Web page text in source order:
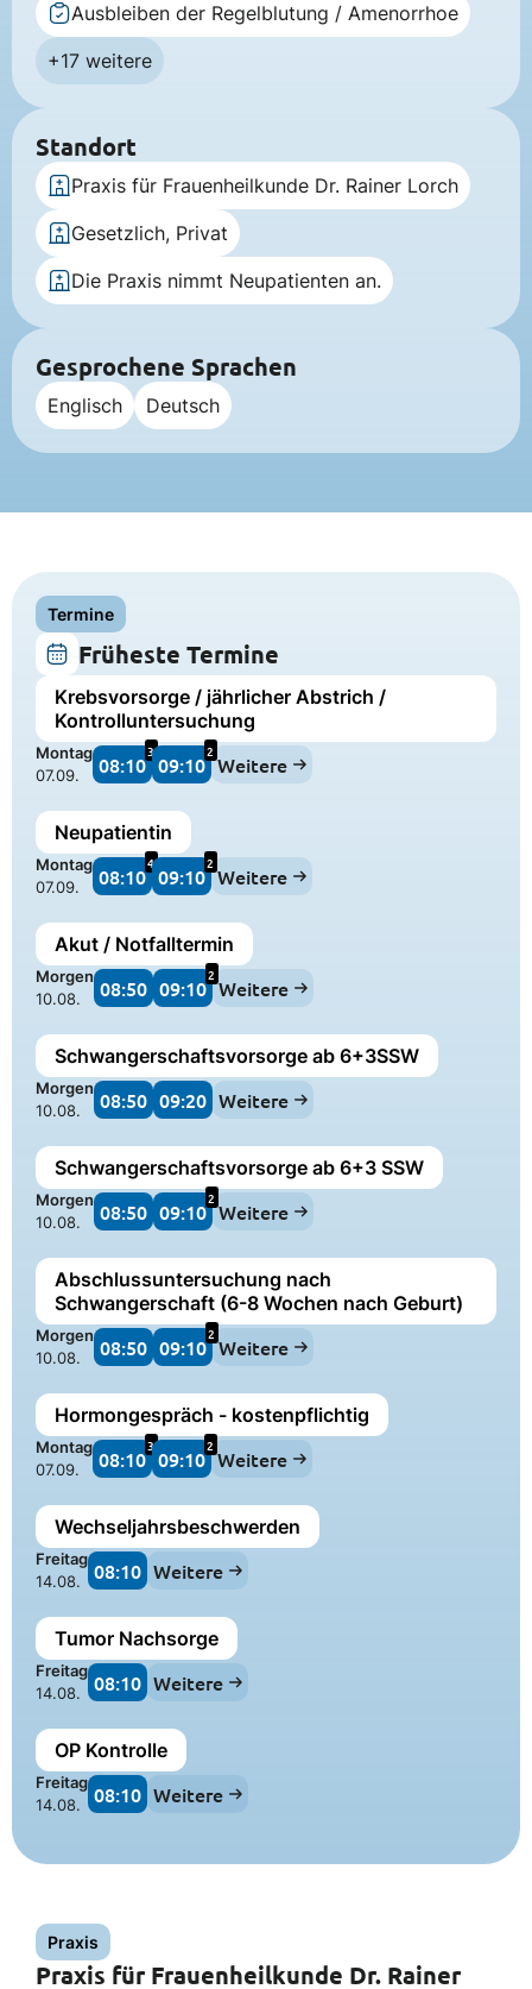
Ausbleiben der Regelblutung / Amenorrhoe
+17 weitere
Standort
Praxis für Frauenheilkunde Dr. Rainer Lorch
Gesetzlich, Privat
Die Praxis nimmt Neupatienten an.
Gesprochene Sprachen
Englisch Deutsch
Termine
Früheste Termine
Krebsvorsorge / jährlicher Abstrich /
Kontrolluntersuchung
Montag
07.09.
08:10
3
09:10
2
Weitere
Neupatientin
Montag
07.09.
08:10
4
09:10
2
Weitere
Akut / Notfalltermin
Morgen
10.08.
08:50 09:10
2
Weitere
Schwangerschaftsvorsorge ab 6+3SSW
Morgen
10.08.
08:50 09:20 Weitere
Schwangerschaftsvorsorge ab 6+3 SSW
Morgen
10.08.
08:50 09:10
2
Weitere
Abschlussuntersuchung nach
Schwangerschaft (6-8 Wochen nach Geburt)
Morgen
10.08.
08:50 09:10
2
Weitere
Hormongespräch - kostenpflichtig
Montag
07.09.
08:10
3
09:10
2
Weitere
Wechseljahrsbeschwerden
Freitag
14.08.
08:10 Weitere
Tumor Nachsorge
Freitag
14.08.
08:10 Weitere
OP Kontrolle
Freitag
14.08.
08:10 Weitere
Praxis
Praxis für Frauenheilkunde Dr. Rainer